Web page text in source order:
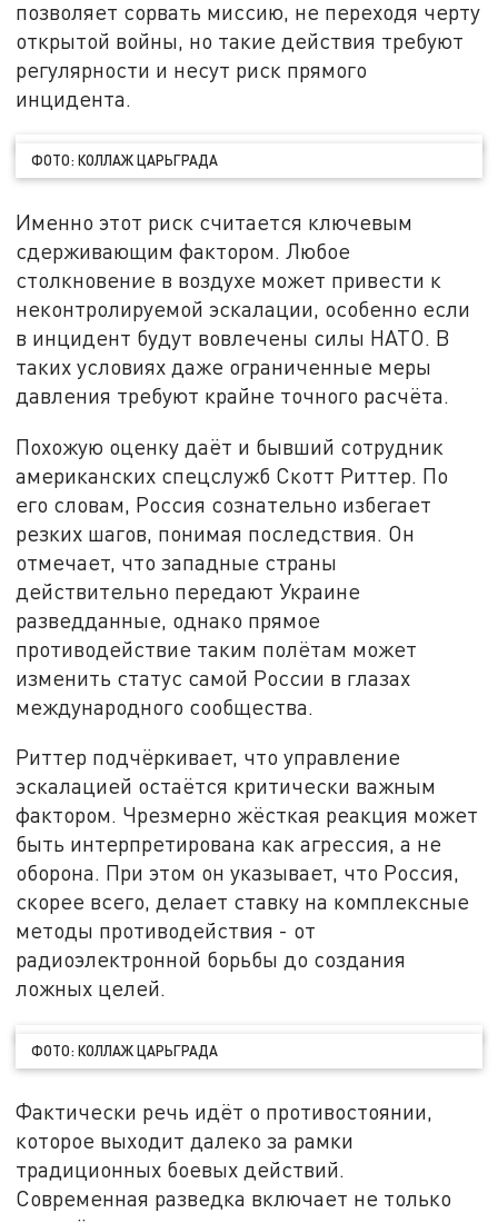
позволяет сорвать миссию, не переходя черту
открытой войны, но такие действия требуют
регулярности и несут риск прямого
инцидента.
ФОТО: КОЛЛАЖ ЦАРЬГРАДА
Именно этот риск считается ключевым
сдерживающим фактором. Любое
столкновение в воздухе может привести к
неконтролируемой эскалации, особенно если
в инцидент будут вовлечены силы НАТО. В
таких условиях даже ограниченные меры
давления требуют крайне точного расчёта.
Похожую оценку даёт и бывший сотрудник
американских спецслужб Скотт Риттер. По
его словам, Россия сознательно избегает
резких шагов, понимая последствия. Он
отмечает, что западные страны
действительно передают Украине
разведданные, однако прямое
противодействие таким полётам может
изменить статус самой России в глазах
международного сообщества.
Риттер подчёркивает, что управление
эскалацией остаётся критически важным
фактором. Чрезмерно жёсткая реакция может
быть интерпретирована как агрессия, а не
оборона. При этом он указывает, что Россия,
скорее всего, делает ставку на комплексные
методы противодействия - от
радиоэлектронной борьбы до создания
ложных целей.
ФОТО: КОЛЛАЖ ЦАРЬГРАДА
Фактически речь идёт о противостоянии,
которое выходит далеко за рамки
традиционных боевых действий.
Современная разведка включает не только